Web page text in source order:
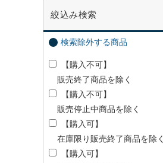
絞込み検索
検索除外する商品
【購入不可】
販売終了商品を除く
【購入不可】
販売停止中商品を除く
【購入可】
在庫限り販売終了商品を除く
【購入可】